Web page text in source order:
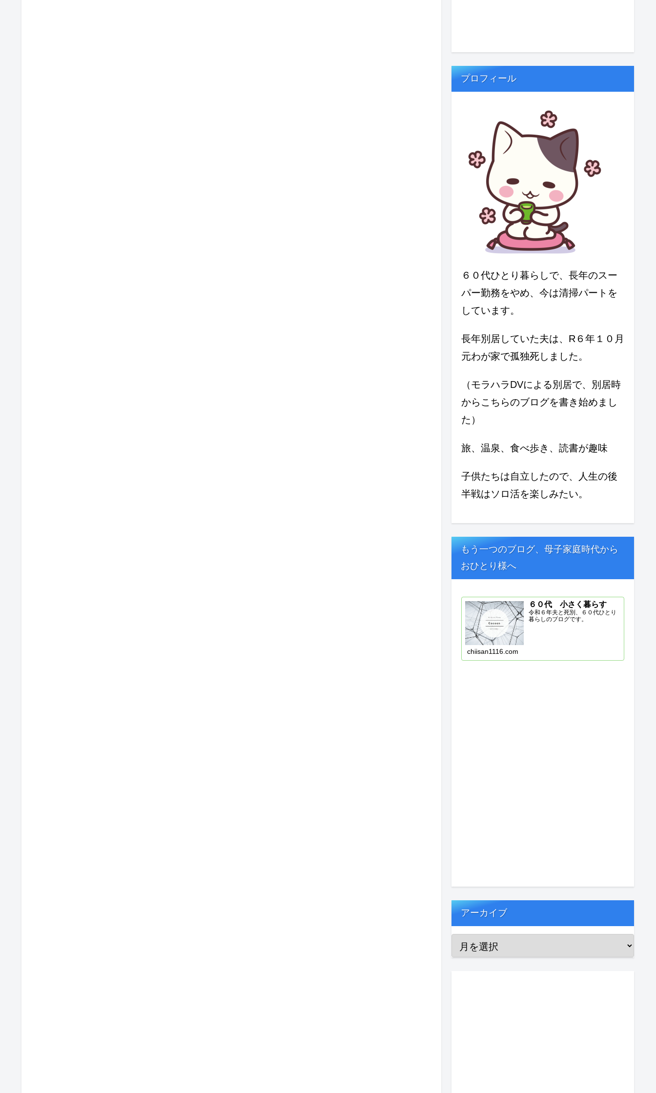
プロフィール
６０代ひとり暮らしで、長年のスー
パー勤務をやめ、今は清掃パートを
しています。
長年別居していた夫は、R６年１０月
元わが家で孤独死しました。
（モラハラDVによる別居で、別居時
からこちらのブログを書き始めまし
た）
旅、温泉、食べ歩き、読書が趣味
子供たちは自立したので、人生の後
半戦はソロ活を楽しみたい。
もう一つのブログ、母子家庭時代から
おひとり様へ
６０代 小さく暮らす
令和６年夫と死別、６０代ひとり
暮らしのブログです。
chiisan1116.com
アーカイブ